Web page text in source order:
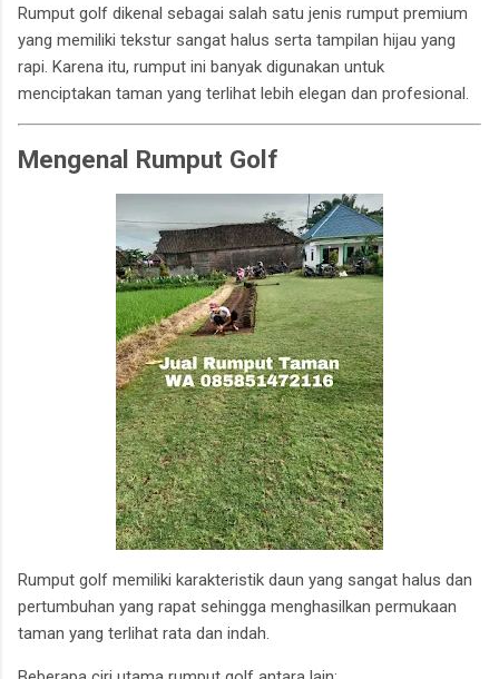
Rumput golf dikenal sebagai salah satu jenis rumput premium
yang memiliki tekstur sangat halus serta tampilan hijau yang
rapi. Karena itu, rumput ini banyak digunakan untuk
menciptakan taman yang terlihat lebih elegan dan profesional.
Mengenal Rumput Golf
Rumput golf memiliki karakteristik daun yang sangat halus dan
pertumbuhan yang rapat sehingga menghasilkan permukaan
taman yang terlihat rata dan indah.